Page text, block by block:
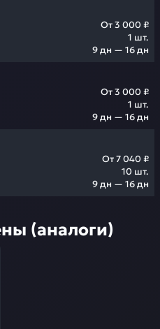
1 шт.
От3 000 ₽
9 дн — 16 дн
1 шт.
От3 000 ₽
9 дн — 16 дн
10 шт.
От7 040 ₽
9 дн — 16 дн
(аналоги)
вы получаете гарантию